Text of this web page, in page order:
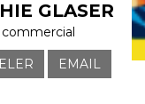
GLASER
EMAIL